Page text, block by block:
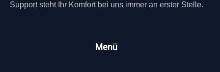
Support steht Ihr Komfort bei uns immer an erster Stelle.
Menü